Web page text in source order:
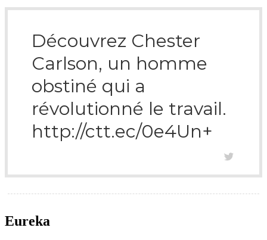
Découvrez Chester
Carlson, un homme
obstiné qui a
révolutionné le travail.
http://ctt.ec/0e4Un+
Eureka